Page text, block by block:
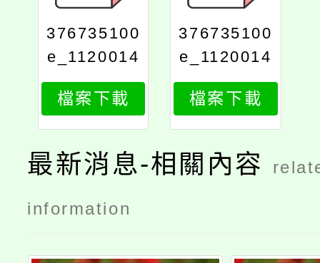
376735100
e_1120014
640_attach
1
檔案下載
376735100
e_1120014
640_print
檔案下載
最新消息-相關內容
information